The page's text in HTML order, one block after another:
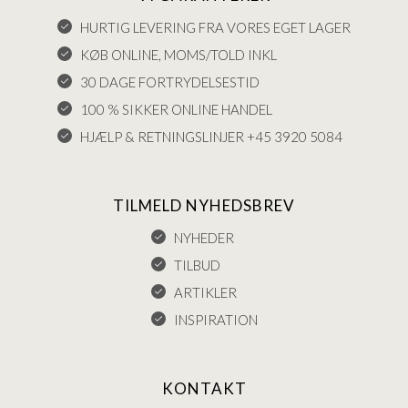
HURTIG LEVERING FRA VORES EGET LAGER
KØB ONLINE, MOMS/TOLD INKL
30 DAGE FORTRYDELSESTID
100 % SIKKER ONLINE HANDEL
HJÆLP & RETNINGSLINJER +45 3920 5084
TILMELD NYHEDSBREV
NYHEDER
TILBUD
ARTIKLER
INSPIRATION
KONTAKT